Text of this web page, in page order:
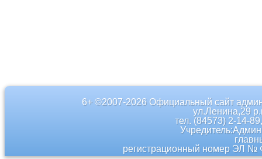
6+ ©2007-2026 Официальный сайт
ул.Ленина,29
тел. (84573) 2-14-
регистрационный номер ЭЛ №